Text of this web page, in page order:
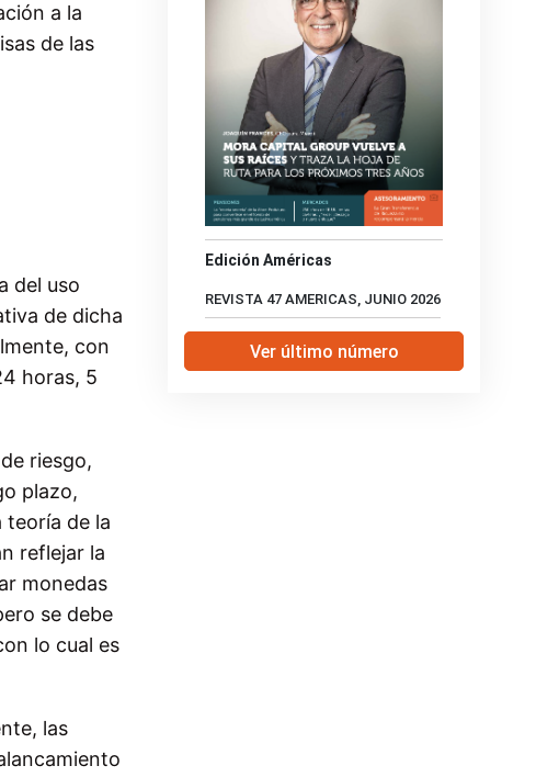
a la
de las
del uso
de dicha
con
horas, 5
riesgo,
plazo,
teoría de la
reflejar la
monedas
se debe
lo cual es
las
Edición Américas
REVISTA 47 AMERICAS, JUNIO 2026
Ver último número